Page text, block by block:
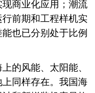
商业化应用；潮流
前期和工程样机实
也已分别处于比例
风能、太阳能、
同样存在。我国海